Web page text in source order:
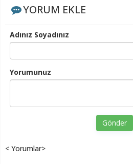
YORUM EKLE
Adınız Soyadınız
Yorumunuz
Gönder
< Yorumlar>